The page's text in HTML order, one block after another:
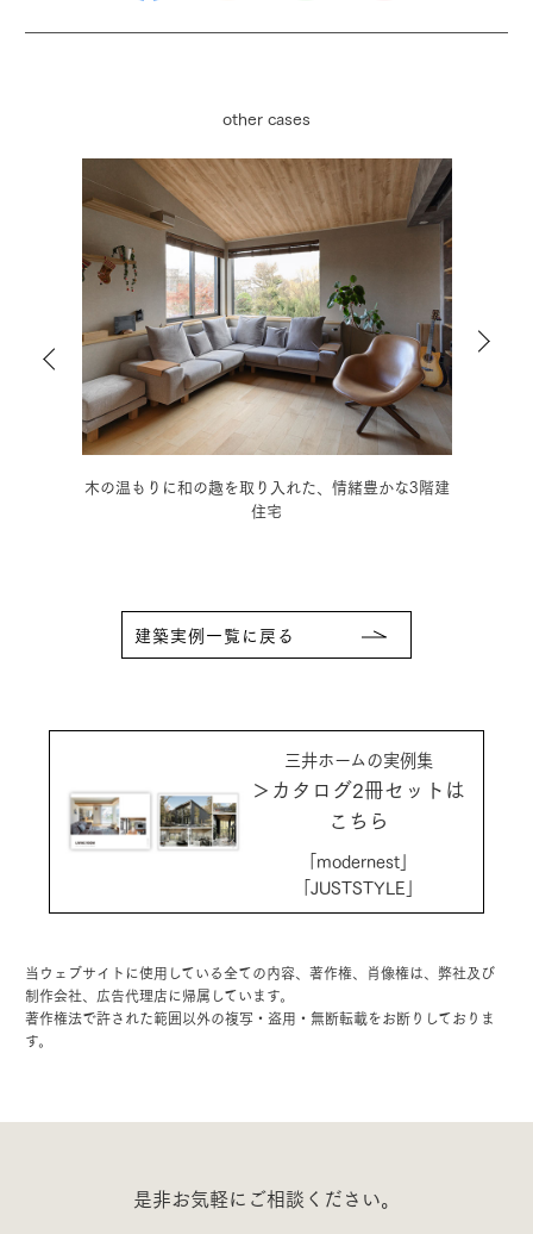
other cases
木の温もりに和の趣を取り入れた、情緒豊かな3階建
住宅
建築実例一覧に戻る
三井ホームの実例集
＞カタログ2冊セットは
こちら
「modernest」
「JUSTSTYLE」
当ウェブサイトに使用している全ての内容、著作権、肖像権は、弊社及び
制作会社、広告代理店に帰属しています。
著作権法で許された範囲以外の複写・盗用・無断転載をお断りしておりま
す。
是非お気軽にご相談ください。